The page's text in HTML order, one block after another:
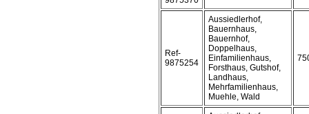
Ref-
9875254
Aussiedlerhof,
Bauernhaus,
Bauernhof,
Doppelhaus,
Einfamilienhaus,
Forsthaus, Gutshof,
Landhaus,
Mehrfamilienhaus,
Muehle, Wald